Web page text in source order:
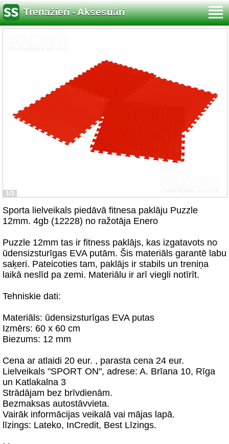
Trenažieri - Aksesuāri
1/3
Sporta lielveikals piedāvā fitnesa paklāju Puzzle
12mm. 4gb (12228) no ražotāja Enero
Puzzle 12mm tas ir fitness paklājs, kas izgatavots no
ūdensizsturīgas EVA putām. Šis materiāls garantē labu
saķeri. Pateicoties tam, paklājs ir stabils un treniņa
laikā neslīd pa zemi. Materiālu ir arī viegli notīrīt.
Tehniskie dati:
Materiāls: ūdensizsturīgas EVA putas
Izmērs: 60 x 60 cm
Biezums: 12 mm
Cena ar atlaidi 20 eur. , parasta cena 24 eur.
Lielveikals "SPORT ON", adrese: A. Brīana 10, Rīga
un Katlakalna 3
Strādājam bez brīvdienām.
Bezmaksas autostāvvieta.
Vairāk informācijas veikalā vai mājas lapā.
līzings: Lateko, InCredit, Best Līzings.